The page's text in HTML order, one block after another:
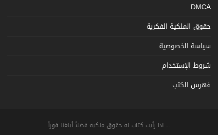
DMCA
حقوق الملكية الفكرية
سياسة الخصوصية
شروط الإستخدام
فهرس الكتب
... اذا رأيت كتاب له حقوق ملكية فضلاً أبلغنا فوراً